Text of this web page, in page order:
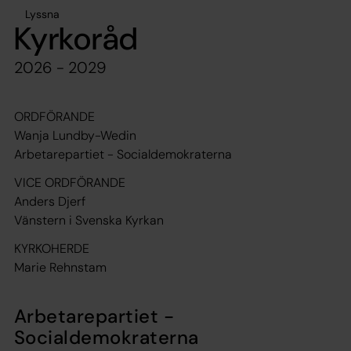
Lyssna
Kyrkoråd
2026 - 2029
ORDFÖRANDE
Wanja Lundby-Wedin
Arbetarepartiet - Socialdemokraterna
VICE ORDFÖRANDE
Anders Djerf
Vänstern i Svenska Kyrkan
KYRKOHERDE
Marie Rehnstam
Arbetarepartiet -
Socialdemokraterna